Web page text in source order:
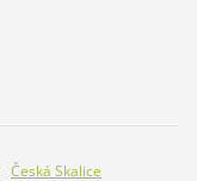
Česká Skalice